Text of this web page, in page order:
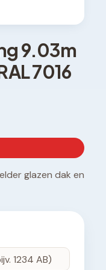
9.03m
7016
glazen dak en